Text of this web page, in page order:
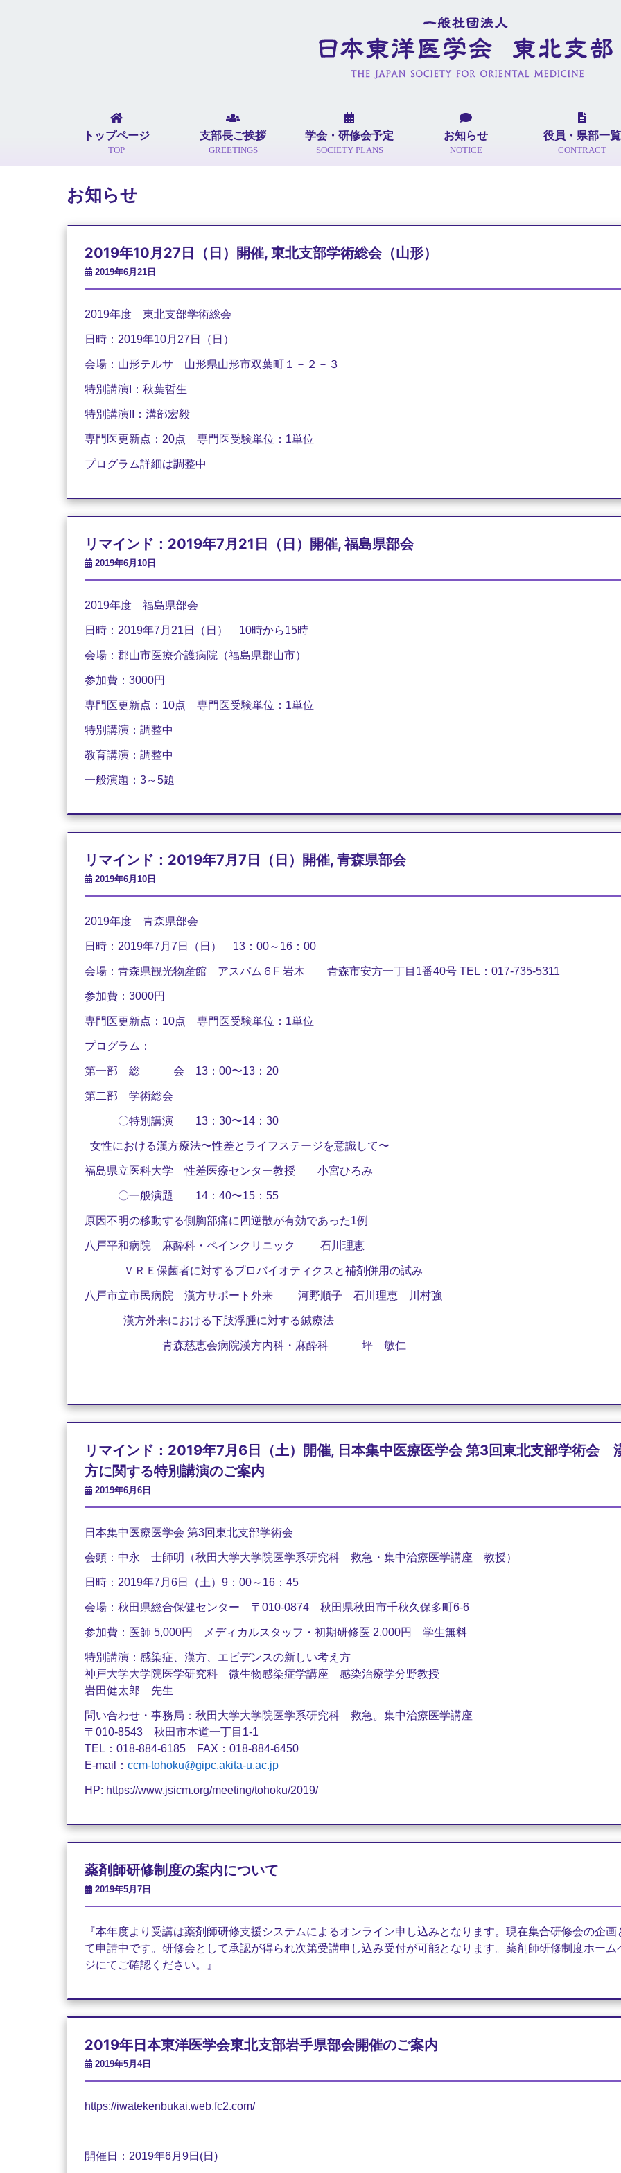
トップページ
TOP
支部長ご挨拶
GREETINGS
学会・研修会予定
SOCIETY PLANS
お知らせ
NOTICE
役員・県部一覧
CONTRACT
お知らせ
2019年10月27日（日）開催, 東北支部学術総会（山形）
2019年6月21日
2019年度 東北支部学術総会
日時： 2019年10月 27 日（日）
会場：山形テルサ 山形県山形市双葉町１－２－３
特別講演 ：秋葉哲生
特別講演 ：溝部宏毅
専門医更新点： 20点 専門医受験単位： 1単位
プログラム詳細は調整中
リマインド：2019年7月21日（日）開催, 福島県部会
2019年6月10日
2019年度 福島県部会
日時： 2019年7 月 21 日（日） 10時から15時
会場：郡山市医療介護病院（福島県郡山市）
参加費： 3000円
専門医更新点： 10点 専門医受験単位： 1単位
特別講演：調整中
教育講演：調整中
一般演題： 3～5題
リマインド：2019年7月7日（日）開催, 青森県部会
2019年6月10日
2019年度 青森県部会
日時： 2019年7 月 7 日（日） 13 ： 00～ 16 ： 00
会場：青森県観光物産館 アスパム６ F 岩木 青森市安方一丁目 1番40号 TEL ： 017-735-5311
参加費： 3000円
専門医更新点： 10点 専門医受験単位： 1単位
プログラム：
第一部 総 会 13 ： 00〜13 ： 20
第二部 学術総会
〇特別講演 13 ： 30〜14 ： 30
女性における漢方療法〜性差とライフステージを意識して〜
福島県立医科大学 性差医療センター教授 小宮ひろみ
〇一般演題 14 ： 40〜15 ： 55
原因不明の移動する側胸部痛に四逆散が有効であった1例
八戸平和病院 麻酔科・ペインクリニック 石川理恵
ＶＲＥ保菌者に対するプロバイオティクスと補剤併用の試み
八戸市立市民病院 漢方サポート外来 河野順子 石川理恵 川村強
漢方外来における下肢浮腫に対する鍼療法
青森慈恵会病院漢方内科・麻酔科 坪 敏仁
リマインド：2019年7月6日（土）開催, 日本集中医療医学会 第3回東北支部学術会
方に関する特別講演のご案内
2019年6月6日
日本集中医療医学会 第3回東北支部学術会
会頭：中永 士師明（秋田大学大学院医学系研究科 救急・集中治療医学講座 教授）
日時：2019年7月6日（土）9：00～16：45
会場：秋田県総合保健センター 〒010-0874 秋田県秋田市千秋久保多町6-6
参加費：医師 5,000円 メディカルスタッフ・初期研修医 2,000円 学生無料
特別講演：感染症、漢方、エビデンスの新しい考え方
神戸大学大学院医学研究科 微生物感染症学講座 感染治療学分野教授
岩田健太郎 先生
問い合わせ・事務局：秋田大学大学院医学系研究科 救急。集中治療医学講座
〒010-8543 秋田市本道一丁目1-1
TEL：018-884-6185 FAX：018-884-6450
E-mail： ccm-tohoku@gipc.akita-u.ac.jp
HP: https://www.jsicm.org/meeting/tohoku/2019/
薬剤師研修制度の案内について
2019年5月7日
『本年度より受講は薬剤師研修支援システムによるオンライン申し込みとなります。現在集合研修会の企画
て申請中です。 研修会として承認が得られ次第受講申し込み受付が可能となります。薬剤師研修制度ホーム
ジにてご確認ください。』
2019年日本東洋医学会東北支部岩手県部会開催のご案内
2019年5月4日
https://iwatekenbukai.web.fc2.com/
開催日：2019年6月9日(日)